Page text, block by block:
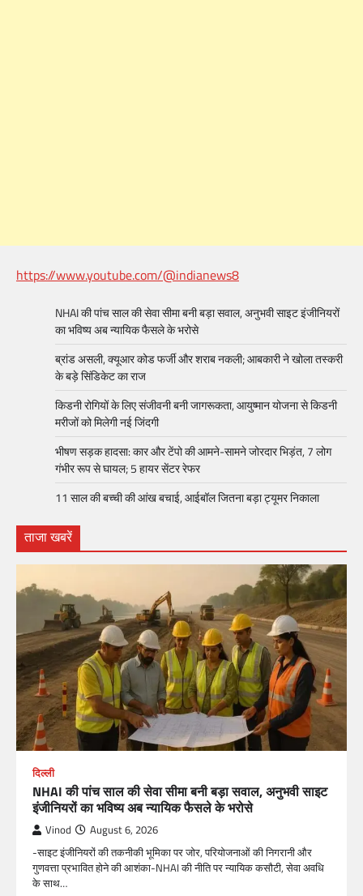
https://www.youtube.com/@indianews8
NHAI की पांच साल की सेवा सीमा बनी बड़ा सवाल, अनुभवी साइट इंजीनियरों
का भविष्य अब न्यायिक फैसले के भरोसे
ब्रांड असली, क्यूआर कोड फर्जी और शराब नकली; आबकारी ने खोला तस्करी
के बड़े सिंडिकेट का राज
किडनी रोगियों के लिए संजीवनी बनी जागरूकता, आयुष्मान योजना से किडनी
मरीजों को मिलेगी नई जिंदगी
भीषण सड़क हादसा: कार और टेंपो की आमने-सामने जोरदार भिड़ंत, 7 लोग
गंभीर रूप से घायल; 5 हायर सेंटर रेफर​
11 साल की बच्ची की आंख बचाई, आईबॉल जितना बड़ा ट्यूमर निकाला
ताजा खबरें
दिल्ली
NHAI की पांच साल की सेवा सीमा बनी बड़ा सवाल, अनुभवी साइट
इंजीनियरों का भविष्य अब न्यायिक फैसले के भरोसे
Vinod August 6, 2026
-साइट इंजीनियरों की तकनीकी भूमिका पर जोर, परियोजनाओं की निगरानी और
गुणवत्ता प्रभावित होने की आशंका-NHAI की नीति पर न्यायिक कसौटी, सेवा अवधि
के साथ…